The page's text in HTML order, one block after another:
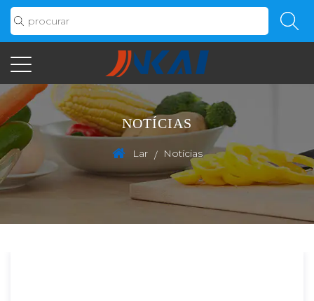
NOTÍCIAS
Lar / Notícias